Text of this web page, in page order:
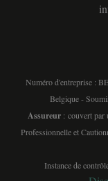
Numéro d'entreprise :
Belgique -
Assureur: couvert par
Professionnelle et
Instance de